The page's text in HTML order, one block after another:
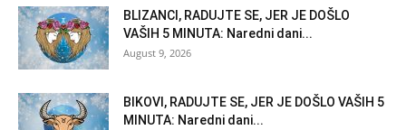
BLIZANCI, RADUJTE SE, JER JE DOŠLO
VAŠIH 5 MINUTA: Naredni dani...
August 9, 2026
BIKOVI, RADUJTE SE, JER JE DOŠLO VAŠIH 5
MINUTA: Naredni dani...